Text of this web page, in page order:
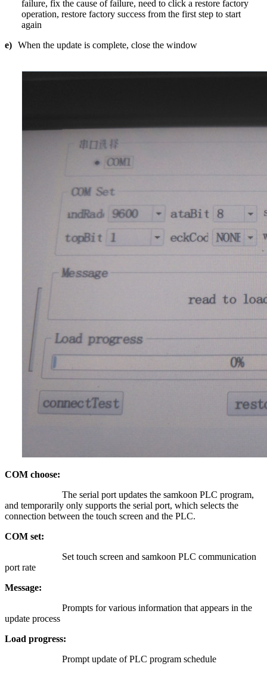
failure, fix the cause of failure, need to click a restore factory
operation, restore factory success from the first step to start
again
e) When the update is complete, close the window
COM choose:
The serial port updates the samkoon PLC program,
and temporarily only supports the serial port, which selects the
connection between the touch screen and the PLC.
COM set:
Set touch screen and samkoon PLC communication
port rate
Message:
Prompts for various information that appears in the
update process
Load progress:
Prompt update of PLC program schedule